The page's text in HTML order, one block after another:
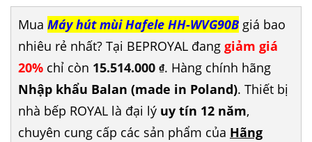
Mua Máy hút mùi Hafele HH-WVG90B giá bao
nhiêu rẻ nhất? Tại BEPROYAL đang giảm giá
20% chỉ còn 15.514.000 ₫. Hàng chính hãng
Nhập khẩu Balan (made in Poland). Thiết bị
nhà bếp ROYAL là đại lý uy tín 12 năm,
chuyên cung cấp các sản phẩm của Hãng